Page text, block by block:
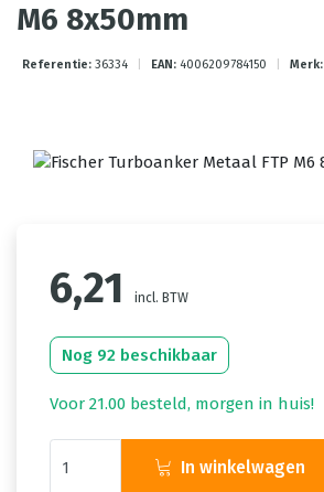
M6 8x50mm
Referentie: 36334 EAN: 4006209784150 Merk:
6,21 incl. BTW
Nog 92 beschikbaar
Voor 21.00 besteld, morgen in huis!
In winkelwagen